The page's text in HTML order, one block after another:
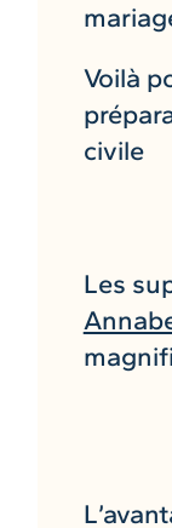
Voilà
civile
Les